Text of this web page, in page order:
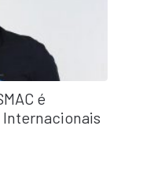
é
Internacionais